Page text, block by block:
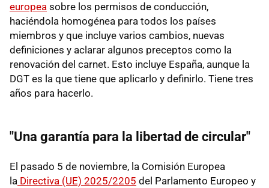
europea sobre los permisos de conducción,
haciéndola homogénea para todos los países
miembros y que incluye varios cambios, nuevas
definiciones y aclarar algunos preceptos como la
renovación del carnet. Esto incluye España, aunque la
DGT es la que tiene que aplicarlo y definirlo. Tiene tres
años para hacerlo.
"Una garantía para la libertad de circular"
El pasado 5 de noviembre, la Comisión Europea
la Directiva (UE) 2025/2205 del Parlamento Europeo y